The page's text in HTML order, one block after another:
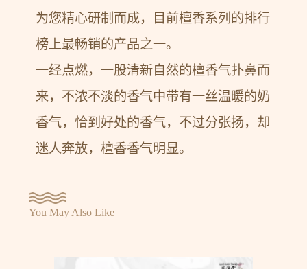
为您精心研制而成，目前檀香系列的排行
榜上最畅销的产品之一。
一经点燃，一股清新自然的檀香气扑鼻而
来，不浓不淡的香气中带有一丝温暖的奶
香气，恰到好处的香气，不过分张扬，却
迷人奔放，檀香香气明显。
You May Also Like